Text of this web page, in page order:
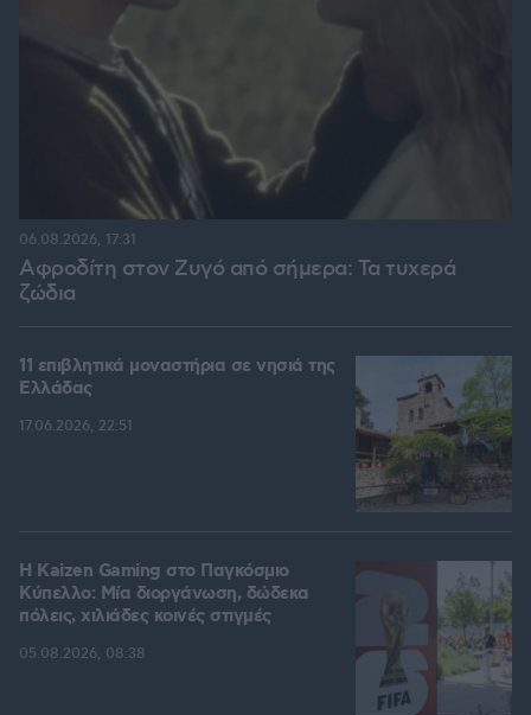
Αφροδίτη στον Ζυγό από σήμερα: Τα τυχερά
ζώδια
06.08.2026, 17:31
11 επιβλητικά μοναστήρια σε νησιά της
Ελλάδας
17.06.2026, 22:51
H Kaizen Gaming στο Παγκόσμιο
Kύπελλο: Μία διοργάνωση, δώδεκα
πόλεις, χιλιάδες κοινές στιγμές
05.08.2026, 08:38